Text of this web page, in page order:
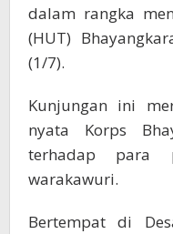
dalam rangka
(HUT)
(1/7).
Kunjungan ini
nyata Korps
terhadap para
warakawuri.
Bertempat di